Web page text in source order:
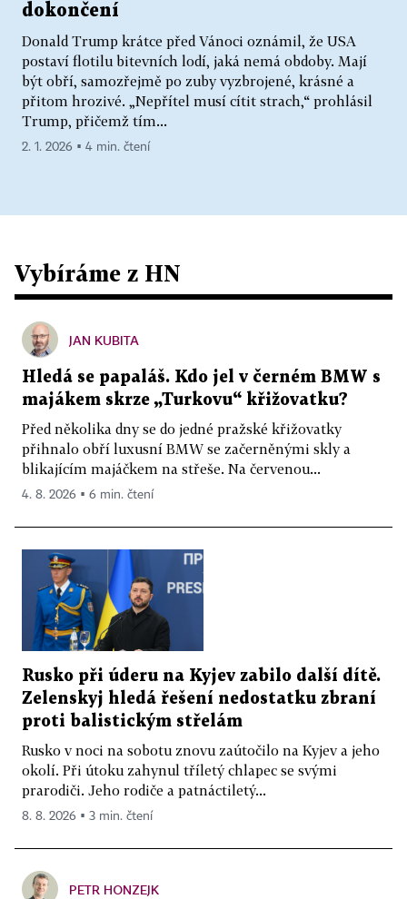
dokončení
Donald Trump krátce před Vánoci oznámil, že USA
postaví flotilu bitevních lodí, jaká nemá obdoby. Mají
být obří, samozřejmě po zuby vyzbrojené, krásné a
přitom hrozivé. „Nepřítel musí cítit strach,“ prohlásil
Trump, přičemž tím...
2. 1. 2026 ▪ 4 min. čtení
Vybíráme z HN
JAN KUBITA
Hledá se papaláš. Kdo jel v černém BMW s
majákem skrze „Turkovu“ křižovatku?
Před několika dny se do jedné pražské křižovatky
přihnalo obří luxusní BMW se začerněnými skly a
blikajícím majáčkem na střeše. Na červenou...
4. 8. 2026 ▪ 6 min. čtení
Rusko při úderu na Kyjev zabilo další dítě.
Zelenskyj hledá řešení nedostatku zbraní
proti balistickým střelám
Rusko v noci na sobotu znovu zaútočilo na Kyjev a jeho
okolí. Při útoku zahynul tříletý chlapec se svými
prarodiči. Jeho rodiče a patnáctiletý...
8. 8. 2026 ▪ 3 min. čtení
PETR HONZEJK